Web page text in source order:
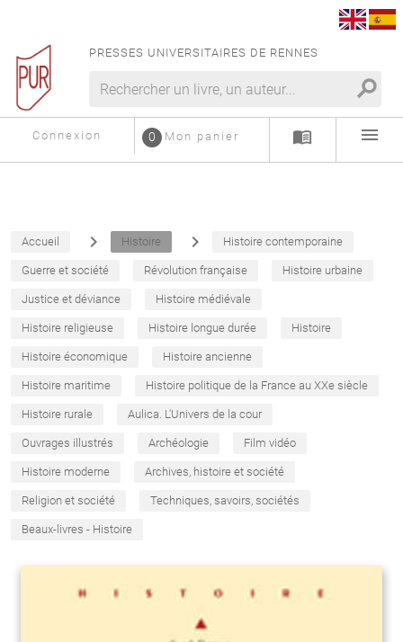
PRESSES UNIVERSITAIRES DE RENNES
search
Connexion Mon panier
0 menu_book menu
Accueil navigate_next Histoire navigate_next Histoire contemporaine
Guerre et société Révolution française Histoire urbaine
Justice et déviance Histoire médiévale
Histoire religieuse Histoire longue durée Histoire
Histoire économique Histoire ancienne
Histoire maritime Histoire politique de la France au XXe siècle
Histoire rurale Aulica. L'Univers de la cour
Ouvrages illustrés Archéologie Film vidéo
Histoire moderne Archives, histoire et société
Religion et société Techniques, savoirs, sociétés
Beaux-livres - Histoire